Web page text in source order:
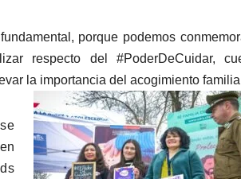
porque podemos
respecto del #PoderDeCuidar,
la importancia del acogimiento